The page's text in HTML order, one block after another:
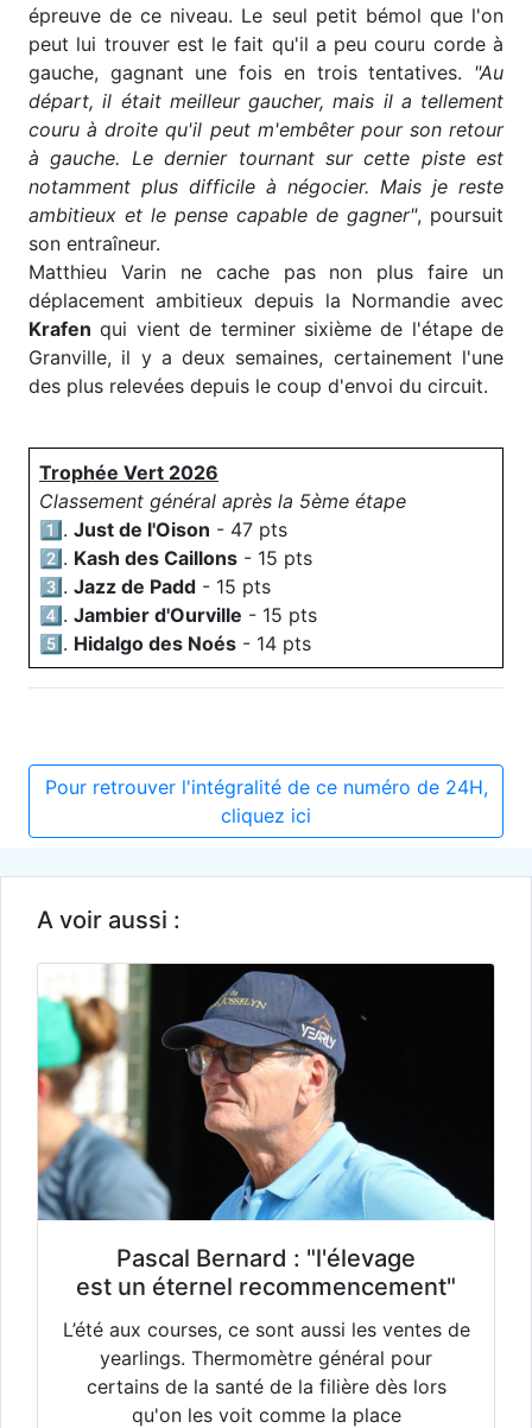
épreuve de ce niveau. Le seul petit bémol que l'on
peut lui trouver est le fait qu'il a peu couru corde à
gauche, gagnant une fois en trois tentatives. "Au
départ, il était meilleur gaucher, mais il a tellement
couru à droite qu'il peut m'embêter pour son retour
à gauche. Le dernier tournant sur cette piste est
notamment plus difficile à négocier. Mais je reste
ambitieux et le pense capable de gagner", poursuit
son entraîneur.
Matthieu Varin ne cache pas non plus faire un
déplacement ambitieux depuis la Normandie avec
Krafen qui vient de terminer sixième de l'étape de
Granville, il y a deux semaines, certainement l'une
des plus relevées depuis le coup d'envoi du circuit.
Trophée Vert 2026
Classement général après la 5ème étape
1️⃣. Just de l'Oison - 47 pts
2️⃣. Kash des Caillons - 15 pts
3️⃣. Jazz de Padd - 15 pts
4️⃣. Jambier d'Ourville - 15 pts
5️⃣. Hidalgo des Noés - 14 pts
Pour retrouver l'intégralité de ce numéro de 24H,
cliquez ici
A voir aussi :
Pascal Bernard : "l'élevage
est un éternel recommencement"
L’été aux courses, ce sont aussi les ventes de
yearlings. Thermomètre général pour
certains de la santé de la filière dès lors
qu'on les voit comme la place